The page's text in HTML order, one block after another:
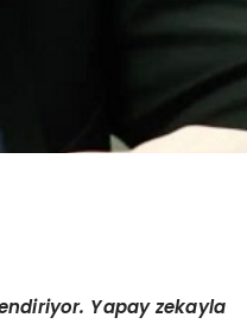
Yapay zekayla